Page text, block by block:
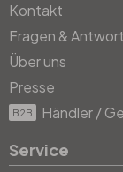
Kontakt
Fragen &
Über uns
Presse
B2B Händler /
Service